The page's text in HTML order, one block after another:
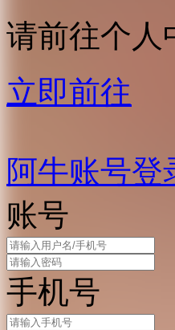
请前往个人
立即前往
阿牛账号登
账号
手机号